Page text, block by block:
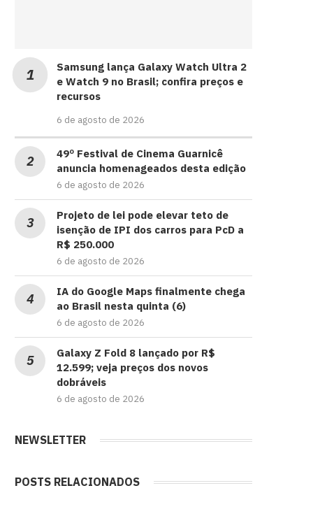
Samsung lança Galaxy Watch Ultra 2
e Watch 9 no Brasil; confira preços e
recursos
6 de agosto de 2026
49º Festival de Cinema Guarnicê
anuncia homenageados desta edição
6 de agosto de 2026
Projeto de lei pode elevar teto de
isenção de IPI dos carros para PcD a
R$ 250.000
6 de agosto de 2026
IA do Google Maps finalmente chega
ao Brasil nesta quinta (6)
6 de agosto de 2026
Galaxy Z Fold 8 lançado por R$
12.599; veja preços dos novos
dobráveis
6 de agosto de 2026
NEWSLETTER
POSTS RELACIONADOS